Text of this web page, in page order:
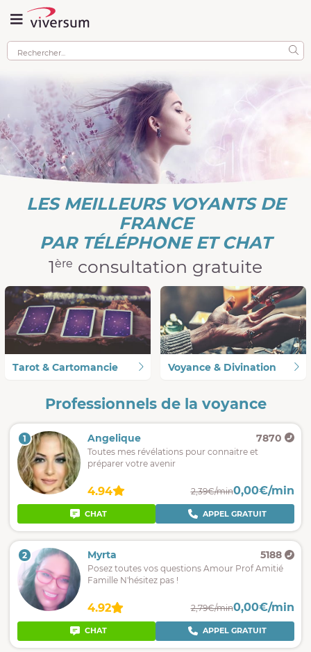
LES MEILLEURS VOYANTS DE
FRANCE
PAR TÉLÉPHONE ET CHAT
1ère consultation gratuite
Tarot & Cartomancie Voyance & Divination
Professionnels de la voyance
1 Angelique 7870
Toutes mes révélations pour connaitre et
préparer votre avenir
4.94 2,39€/min0,00€/min
CHAT APPEL GRATUIT
2 Myrta 5188
Posez toutes vos questions Amour Prof Amitié
Famille N'hésitez pas !
4.92 2,79€/min0,00€/min
CHAT APPEL GRATUIT